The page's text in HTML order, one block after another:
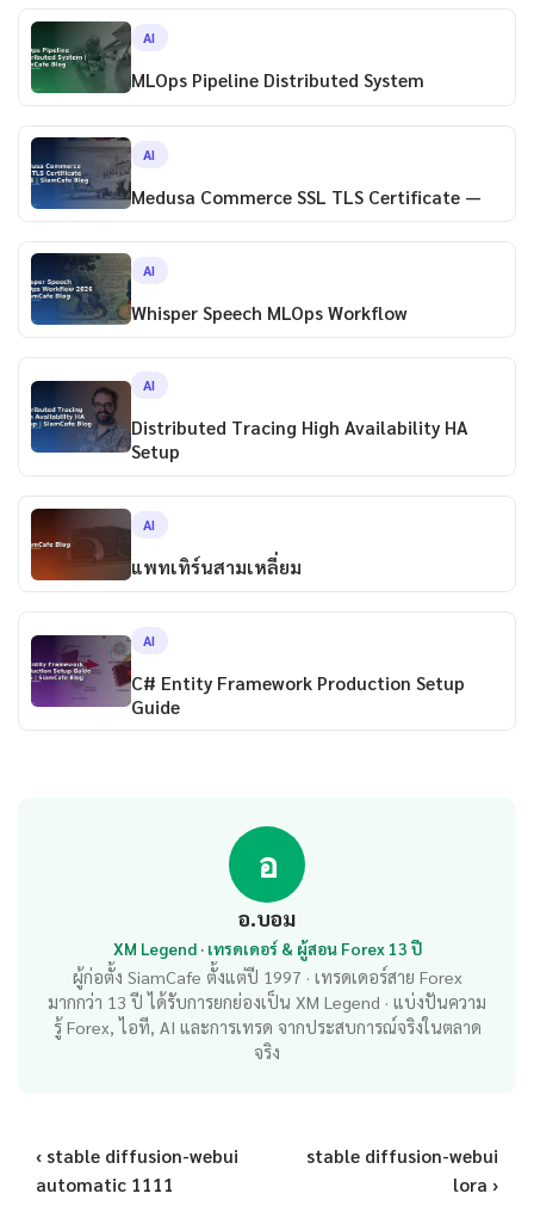
AI
MLOps Pipeline Distributed System
AI
Medusa Commerce SSL TLS Certificate —
AI
Whisper Speech MLOps Workflow
AI
Distributed Tracing High Availability HA
Setup
AI
แพทเทิร์นสามเหลี่ยม
AI
C# Entity Framework Production Setup
Guide
อ
อ.บอม
XM Legend · เทรดเดอร์ & ผู้สอน Forex 13 ปี
ผู้ก่อตั้ง SiamCafe ตั้งแต่ปี 1997 · เทรดเดอร์สาย Forex
มากกว่า 13 ปี ได้รับการยกย่องเป็น XM Legend · แบ่งปันความ
รู้ Forex, ไอที, AI และการเทรด จากประสบการณ์จริงในตลาด
จริง
‹ stable diffusion-webui
automatic 1111
stable diffusion-webui
lora ›